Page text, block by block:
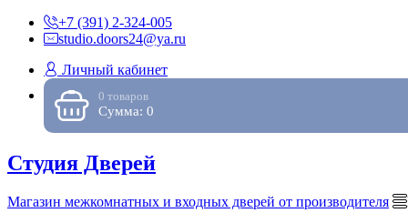
+7 (391) 2-324-005
studio.doors24@ya.ru
Личный кабинет
0 товаров
Сумма: 0
Студия Дверей
Магазин межкомнатных и входных дверей от производителя